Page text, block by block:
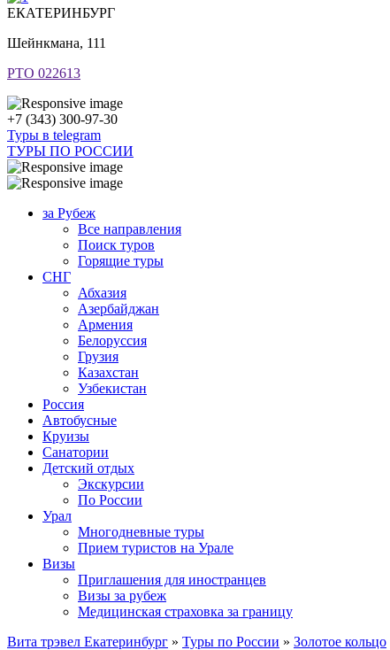
ЕКАТЕРИНБУРГ
Шейнкмана, 111
РТО 022613
+7 (343) 300-97-30
Туры в telegram
ТУРЫ ПО РОССИИ
за Рубеж
Все направления
Поиск туров
Горящие туры
СНГ
Абхазия
Азербайджан
Армения
Белоруссия
Грузия
Казахстан
Узбекистан
Россия
Автобусные
Круизы
Санатории
Детский отдых
Экскурсии
По России
Урал
Многодневные туры
Прием туристов на Урале
Визы
Приглашения для иностранцев
Визы за рубеж
Медицинская страховка за границу
Вита трэвел Екатеринбург » Туры по России » Золотое кольцо